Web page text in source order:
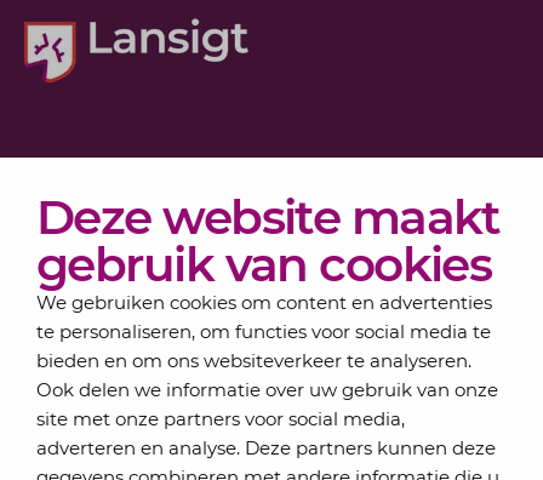
Deze website maakt
gebruik van cookies
We gebruiken cookies om content en advertenties
te personaliseren, om functies voor social media te
bieden en om ons websiteverkeer te analyseren.
Ook delen we informatie over uw gebruik van onze
site met onze partners voor social media,
adverteren en analyse. Deze partners kunnen deze
Actueel
Over Lansigt
Contact
Schrijf je in voor onze nieuwsbrief
Elke maand bundelen de adviseurs van Lansigt in
de eSigt het nieuws.